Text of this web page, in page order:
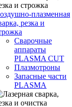
плазменная
резка и
Сварочные
аппараты
PLASMA CUT
Плазмотроны
Запасные части
PLASMA